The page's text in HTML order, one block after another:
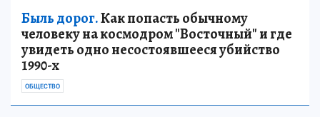
Быль дорог.Как попасть обычному
человеку на космодром "Восточный" и где
увидеть одно несостоявшееся убийство
1990-х
ОБЩЕСТВО